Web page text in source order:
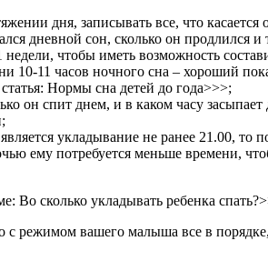
дня, записывать все, что
дневной сон, сколько он продлился и
чтобы иметь возможность
10-11 часов ночного сна – хороший
Нормы сна детей до года>>>;
он спит днем, и в каком часу
укладывание не ранее 21.00, то
ему потребуется меньше времени,
Во сколько укладывать ребенка
с режимом вашего малыша все в